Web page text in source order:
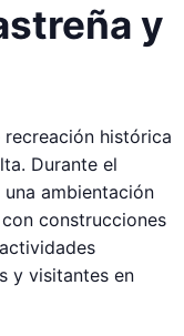
y
recreación histórica
Durante el
ambientación
construcciones
y visitantes en